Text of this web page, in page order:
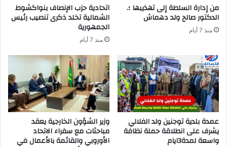
من إدارة السلطة إلى تهذيبها ؛.
الدكتور صالح ولد دهماش
منذ 7 أيام
اتحادية حزب الإنصاف بنواكشوط
الشمالية تخلد ذكرى تنصيب رئيس
الجمهورية
منذ 7 أيام
عمدة بلدية توجنين ولد الفلالي
يشرف على انطلاقة حملة نظافة
واسعة لمدة3ايام
وزير الشؤون الخارجية يعقد
مباحثات مع سفراء الاتحاد
الأوروبي والقائمة بالأعمال في